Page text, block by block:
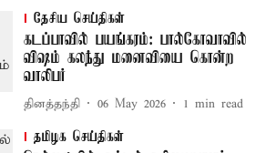
தேசிய செய்திகள்
கடப்பாவில் பயங்கரம்: பால்கோவாவில்
விஷம் கலந்து மனைவியை கொன்ற
வாலிபர்
தினத்தந்தி 06 May 2026 1 min read
தமிழக செய்திகள்